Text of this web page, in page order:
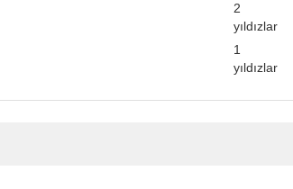
2
yıldızlar
1
yıldızlar